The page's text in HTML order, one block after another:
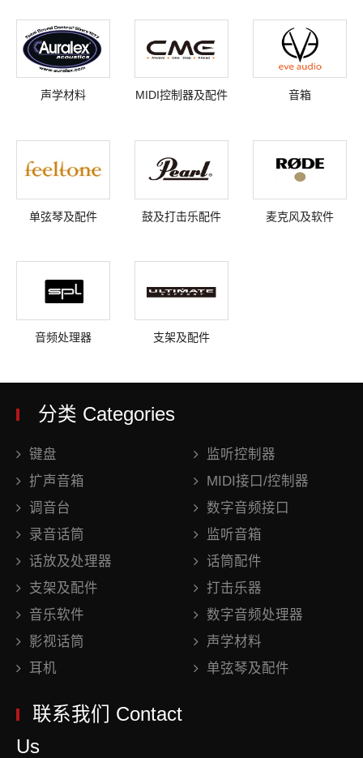
声学材料 MIDI控制器及配件 音箱
单弦琴及配件 鼓及打击乐配件 麦克风及软件
音频处理器 支架及配件
分类 Categories
键盘
监听控制器
扩声音箱
MIDI接口/控制器
调音台
数字音频接口
录音话筒
监听音箱
话放及处理器
话筒配件
支架及配件
打击乐器
音乐软件
数字音频处理器
影视话筒
声学材料
耳机
单弦琴及配件
联系我们 Contact
Us